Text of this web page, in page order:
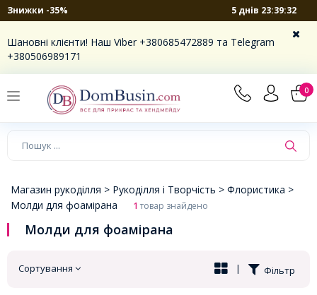
Знижки -35% 5 днів 23:39:32
Шановні клієнти! Наш Viber +380685472889 та Telegram
+380506989171
0
×
Магазин рукоділля > Рукоділля і Творчість > Флористика >
Молди для фоамірана
1товар знайдено
Молди для фоамірана
Сортування Фільтр
|